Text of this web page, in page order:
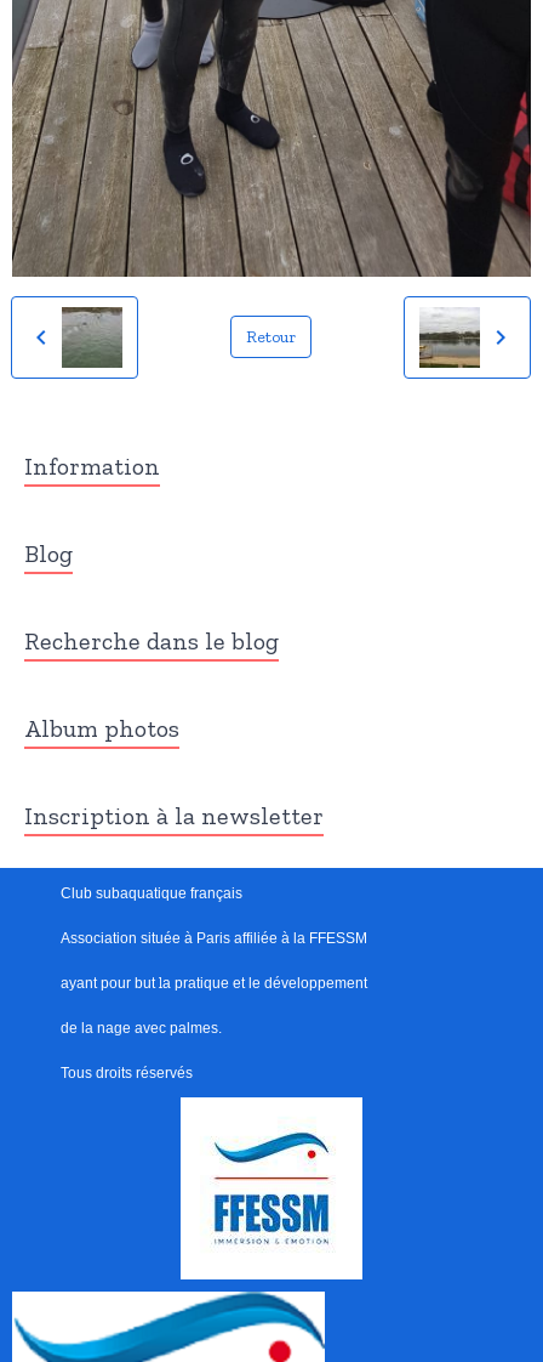
Retour
Information
Blog
Recherche dans le blog
Album photos
Inscription à la newsletter
Club subaquatique français
Association située à Paris affiliée à la FFESSM
ayant pour but la pratique et le développement
de la nage avec palmes.
Tous droits réservés